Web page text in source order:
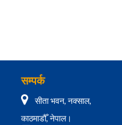
सम्पर्क
सीता भवन, नक्साल,
काठमाडौँ, नेपाल।